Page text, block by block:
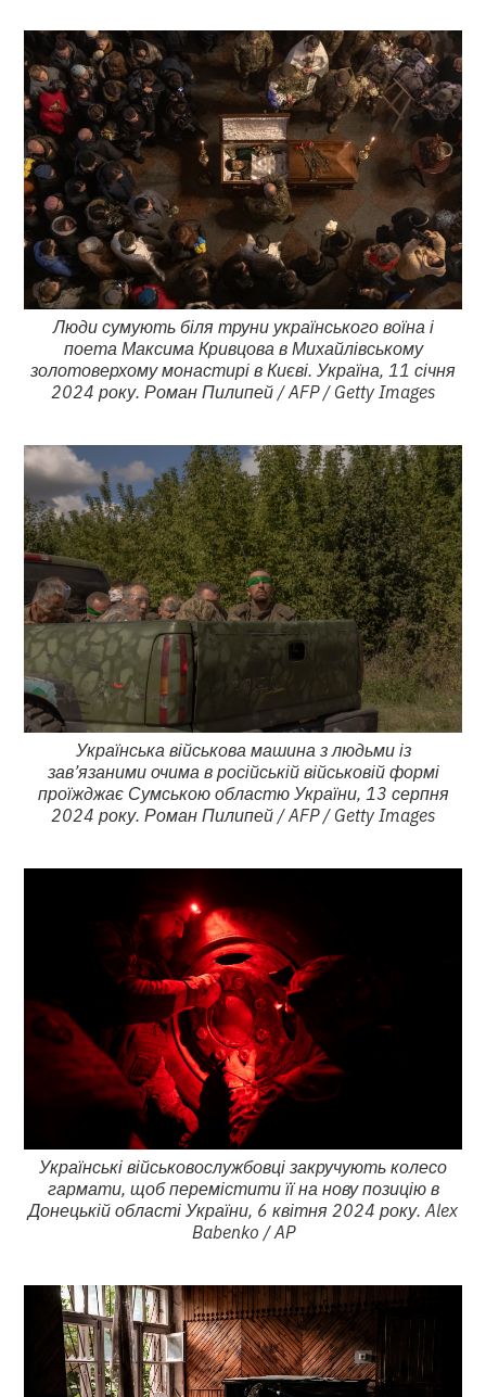
Люди сумують біля труни українського воїна і
поета Максима Кривцова в Михайлівському
золотоверхому монастирі в Києві. Україна, 11 січня
2024 року. Роман Пилипей / AFP / Getty Images
Українська військова машина з людьми із
зав’язаними очима в російській військовій формі
проїжджає Сумською областю України, 13 серпня
2024 року. Роман Пилипей / AFP / Getty Images
Українські військовослужбовці закручують колесо
гармати, щоб перемістити її на нову позицію в
Донецькій області України, 6 квітня 2024 року. Alex
Babenko / AP